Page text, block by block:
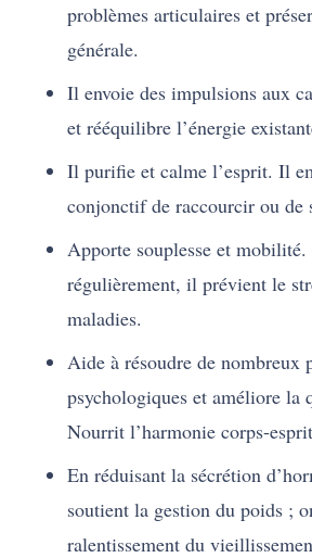
problèmes articulaires et
générale.
Il envoie des impulsions aux
et rééquilibre l’énergie
Il purifie et calme l’esprit. Il
conjonctif de raccourcir ou de
Apporte souplesse et mobilité.
régulièrement, il prévient le
maladies.
Aide à résoudre de nombreux
psychologiques et améliore la
Nourrit l’harmonie corps-
En réduisant la sécrétion
soutient la gestion du poids ;
ralentissement du